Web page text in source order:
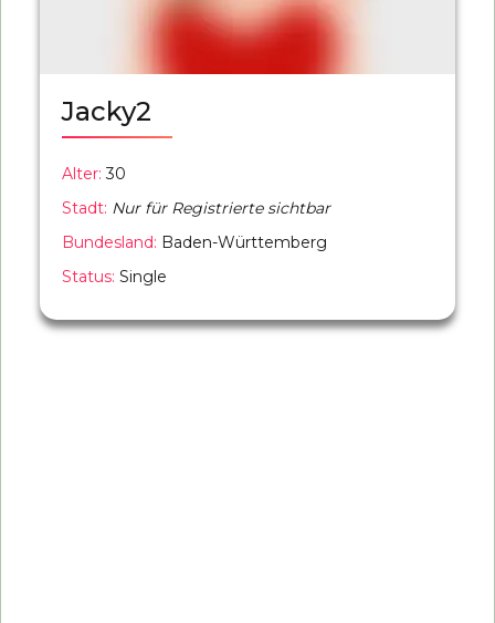
Jacky2
Alter: 30
Stadt: Nur für Registrierte sichtbar
Bundesland: Baden-Württemberg
Status: Single